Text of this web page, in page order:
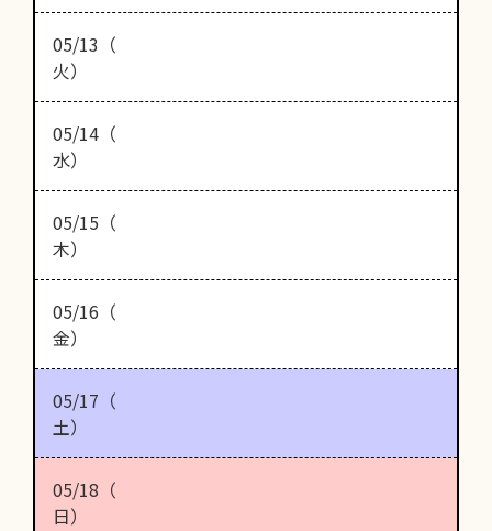
05/13（
火）
05/14（
水）
05/15（
木）
05/16（
金）
05/17（
土）
05/18（
日）